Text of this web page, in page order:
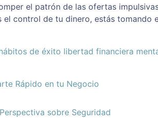
el patrón de las ofertas
el control de tu dinero, estás tomando
de éxito libertad financiera
Rápido en tu Negocio
sobre Seguridad